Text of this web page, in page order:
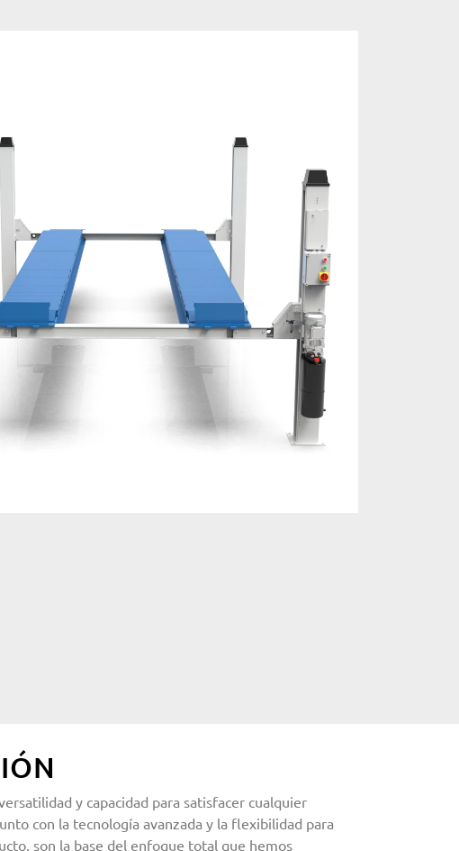
y capacidad para satisfacer cualquier
con la tecnología avanzada y la flexibilidad para
son la base del enfoque total que hemos